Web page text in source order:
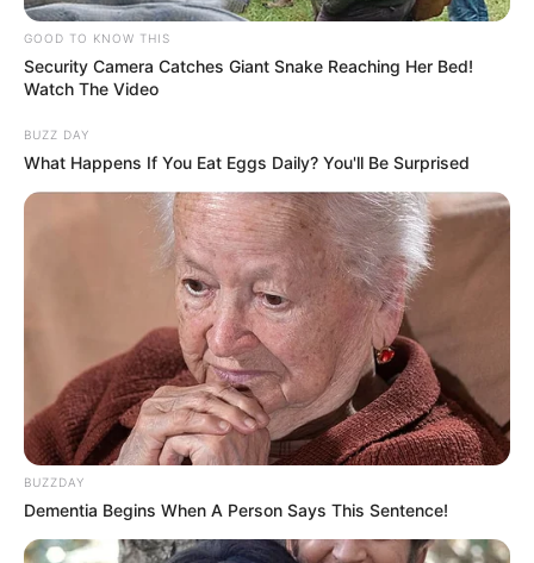
GOOD TO KNOW THIS
Security Camera Catches Giant Snake Reaching Her Bed!
Watch The Video
BUZZ DAY
What Happens If You Eat Eggs Daily? You'll Be Surprised
BUZZDAY
Dementia Begins When A Person Says This Sentence!